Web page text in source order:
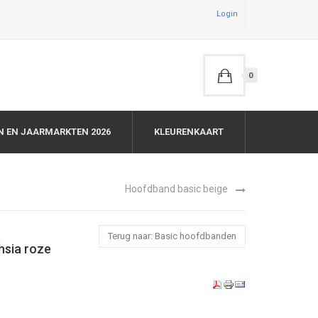
Login
0
EN JAARMARKTEN 2026 KLEURENKAART
Hoofdband basic beige
Terug naar: Basic hoofdbanden
roze